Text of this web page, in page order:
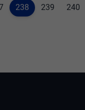
238 239 240